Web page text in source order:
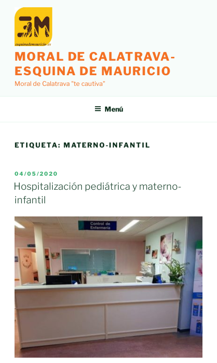
contenido
MORAL DE CALATRAVA-
ESQUINA DE MAURICIO
Moral de Calatrava "te cautiva"
Menú
ETIQUETA: MATERNO-INFANTIL
PUBLICADO
EL
04/05/2020
Hospitalización pediátrica y materno-
infantil